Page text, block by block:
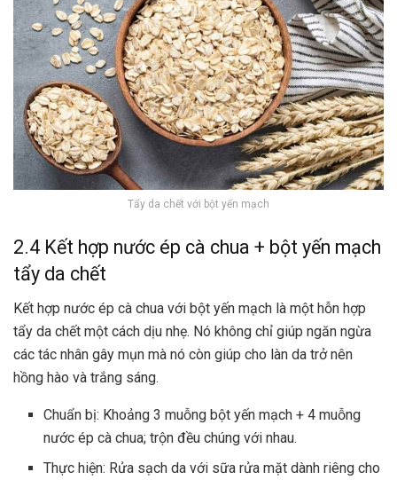
Tẩy da chết với bột yến mạch
2.4 Kết hợp nước ép cà chua + bột yến mạch
tẩy da chết
Kết hợp nước ép cà chua với bột yến mạch là một hỗn hợp
tẩy da chết một cách dịu nhẹ. Nó không chỉ giúp ngăn ngừa
các tác nhân gây mụn mà nó còn giúp cho làn da trở nên
hồng hào và trắng sáng.
Chuẩn bị: Khoảng 3 muỗng bột yến mạch + 4 muỗng
nước ép cà chua; trộn đều chúng với nhau.
Thực hiện: Rửa sạch da với sữa rửa mặt dành riêng cho